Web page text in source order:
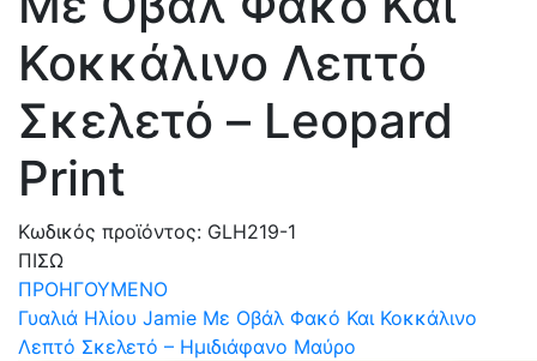
Κοκκάλινο Λεπτό
Σκελετό – Leopard
Print
Κωδικός προϊόντος: GLH219-1
ΠΙΣΩ
ΠΡΟΗΓΟΥΜΕΝΟ
Γυαλιά Ηλίου Jamie Με Οβάλ Φακό Και Κοκκάλινο
Λεπτό Σκελετό – Ημιδιάφανο Μαύρο